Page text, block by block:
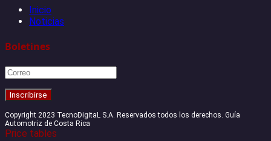
Inicio
Noticias
Boletines
Copyright 2023 TecnoDigitaL S.A. Reservados todos los derechos. Guía
Automotriz de Costa Rica
Price tables